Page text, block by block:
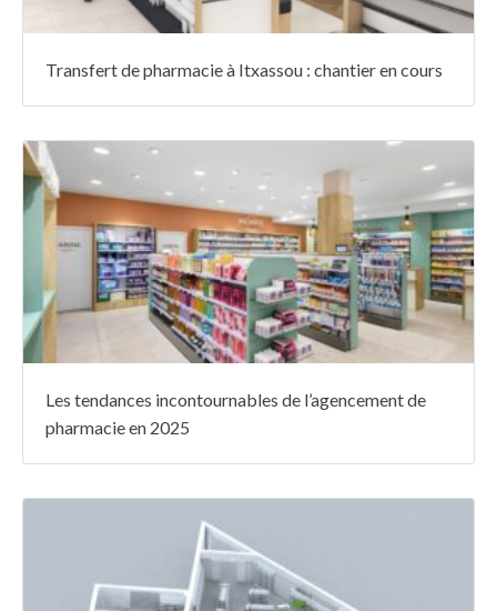
Transfert de pharmacie à Itxassou : chantier en cours
Les tendances incontournables de l’agencement de
pharmacie en 2025